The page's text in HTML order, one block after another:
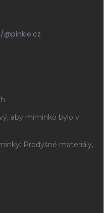
aby miminko bylo v
Prodyšné materiály,